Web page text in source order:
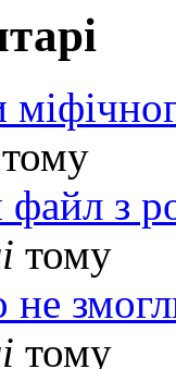
тому
з
тому
не
тому